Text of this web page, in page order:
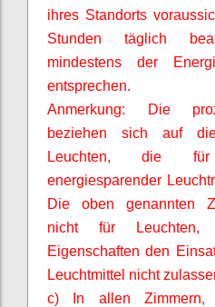
ihres Standorts
Stunden täglich
mindestens der
entsprechen.
Anmerkung: Die
beziehen sich auf
Leuchten, die
energiesparender
Die oben genannten
nicht für Leuchten,
Eigenschaften den
Leuchtmittel nicht
c) In allen Zimmern,